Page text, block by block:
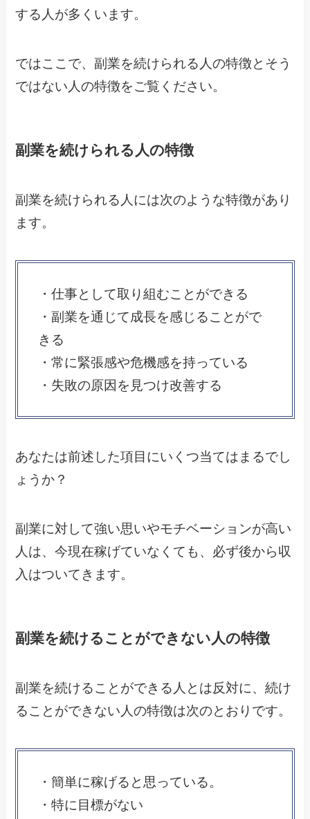
する人が多くいます。
ではここで、副業を続けられる人の特徴とそう
ではない人の特徴をご覧ください。
副業を続けられる人の特徴
副業を続けられる人には次のような特徴があり
ます。
・仕事として取り組むことができる
・副業を通じて成長を感じることがで
きる
・常に緊張感や危機感を持っている
・失敗の原因を見つけ改善する
あなたは前述した項目にいくつ当てはまるでし
ょうか？
副業に対して強い思いやモチベーションが高い
人は、今現在稼げていなくても、必ず後から収
入はついてきます。
副業を続けることができない人の特徴
副業を続けることができる人とは反対に、続け
ることができない人の特徴は次のとおりです。
・簡単に稼げると思っている。
・特に目標がない